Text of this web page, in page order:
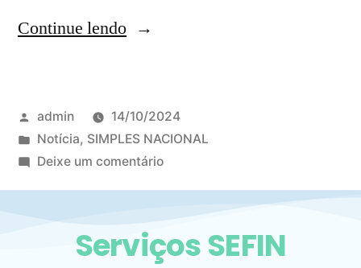
Continue lendo
admin
14/10/2024
Notícia, SIMPLES NACIONAL
Deixe um comentário
Serviços SEFIN